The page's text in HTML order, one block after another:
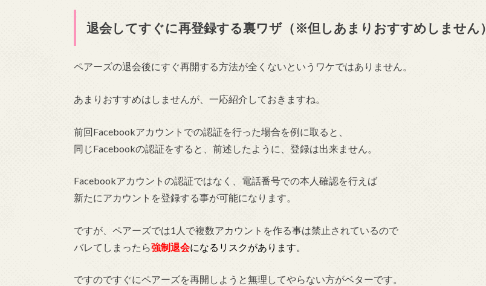
退会してすぐに再登録する裏ワザ（※但しあまりおすすめしません）
ペアーズの退会後にすぐ再開する方法が全くないというワケではありません。
あまりおすすめはしませんが、一応紹介しておきますね。
前回Facebookアカウントでの認証を行った場合を例に取ると、
同じFacebookの認証をすると、前述したように、登録は出来ません。
Facebookアカウントの認証ではなく、電話番号での本人確認を行えば
新たにアカウントを登録する事が可能になります。
ですが、ペアーズでは1人で複数アカウントを作る事は禁止されているので
バレてしまったら強制退会になるリスクがあります。
ですのですぐにペアーズを再開しようと無理してやらない方がベターです。